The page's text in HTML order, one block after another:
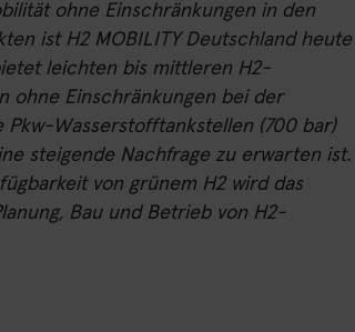
ohne Einschränkungen in den
ist H2 MOBILITY Deutschland heute
leichten bis mittleren H2-
ohne Einschränkungen bei der
Wasserstofftankstellen (700 bar)
steigende Nachfrage zu erwarten ist.
von grünem H2 wird das
Bau und Betrieb von H2-